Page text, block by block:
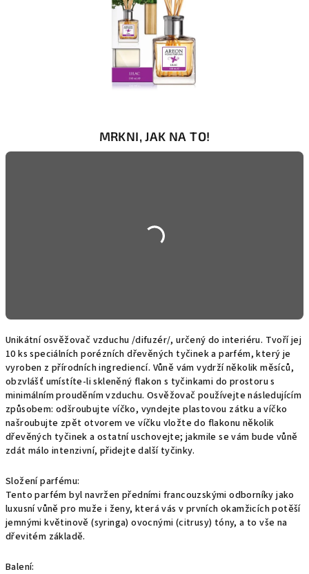
Unikátní osvěžovač vzduchu /difuzér/, určený do interiéru. Tvoří jej
10 ks speciálních porézních dřevěných tyčinek a parfém, který je
vyroben z přírodních ingrediencí. Vůně vám vydrží několik měsíců,
obzvlášť umístíte-li skleněný flakon s tyčinkami do prostoru s
minimálním prouděním vzduchu. Osvěžovač používejte následujícím
způsobem: odšroubujte víčko, vyndejte plastovou zátku a víčko
našroubujte zpět otvorem ve víčku vložte do flakonu několik
dřevěných tyčinek a ostatní uschovejte; jakmile se vám bude vůně
zdát málo intenzivní, přidejte další tyčinky.
Složení parfému:
Tento parfém byl navržen předními francouzskými odborníky jako
luxusní vůně pro muže i ženy, která vás v prvních okamžicích potěší
jemnými květinově (syringa) ovocnými (citrusy) tóny, a to vše na
dřevitém základě.
Balení:
MRKNI, JAK NA TO!